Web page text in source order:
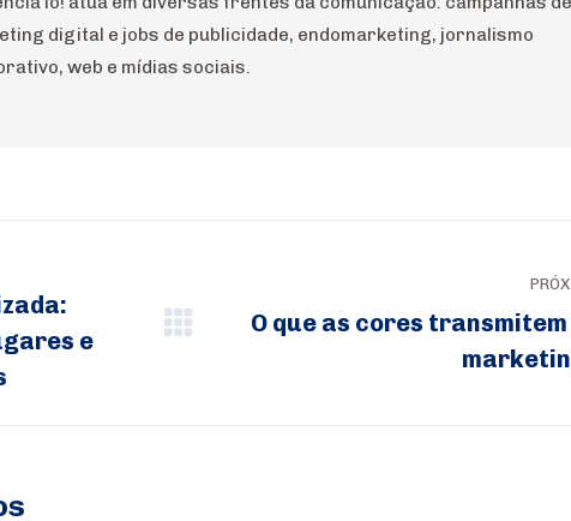
digital e jobs de publicidade, endomarketing, jornalismo
web e mídias sociais.
e
Próximo
O que as cores transmitem